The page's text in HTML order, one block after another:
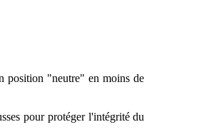
position "neutre" en moins de
pour protéger l'intégrité du